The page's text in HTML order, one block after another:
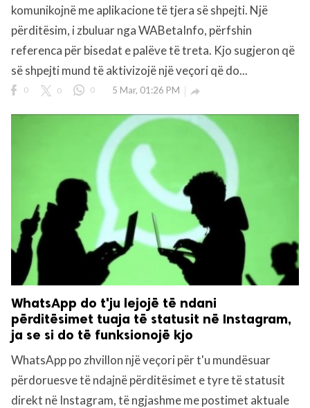
komunikojnë me aplikacione të tjera së shpejti. Një
përditësim, i zbuluar nga WABetaInfo, përfshin
referenca për bisedat e palëve të treta. Kjo sugjeron që
së shpejti mund të aktivizojë një veçori që do...
0 0 0 5 Mar, 01:26 PM 
WhatsApp do t'ju lejojë të ndani
përditësimet tuaja të statusit në Instagram,
ja se si do të funksionojë kjo
WhatsApp po zhvillon një veçori për t'u mundësuar
përdoruesve të ndajnë përditësimet e tyre të statusit
direkt në Instagram, të ngjashme me postimet aktuale